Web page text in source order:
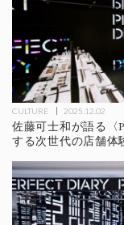
CULTURE 2025.12.02
佐藤可士和が語る〈
する次世代の店舗体